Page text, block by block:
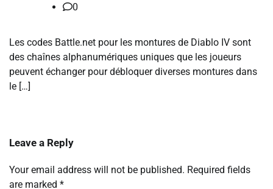
0
Les codes Battle.net pour les montures de Diablo IV sont
des chaînes alphanumériques uniques que les joueurs
peuvent échanger pour débloquer diverses montures dans
le […]
Leave a Reply
Your email address will not be published. Required fields
are marked *